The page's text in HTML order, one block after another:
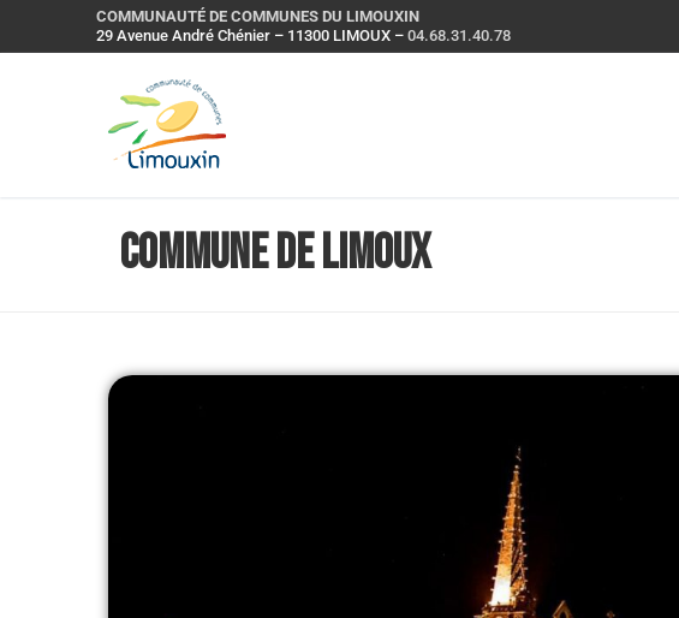
COMMUNAUTÉ DE COMMUNES DU LIMOUXIN
29 Avenue André Chénier – 11300 LIMOUX – 04.68.31.40.78
Commune de Limoux